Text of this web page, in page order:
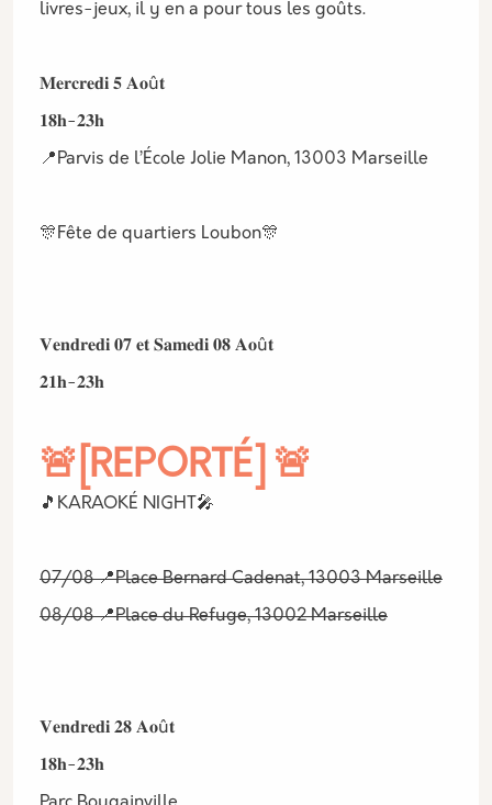
livres-jeux, il y en a pour tous les goûts.
𝐌𝐞𝐫𝐜𝐫𝐞𝐝𝐢 𝟓 𝐀𝐨û𝐭
𝟏𝟖𝐡-𝟐𝟑𝐡
📍Parvis de l’École Jolie Manon, 13003 Marseille
🎊Fête de quartiers Loubon🎊
𝐕𝐞𝐧𝐝𝐫𝐞𝐝𝐢 𝟎𝟕 𝐞𝐭 𝐒𝐚𝐦𝐞𝐝𝐢 𝟎𝟖 𝐀𝐨û𝐭
𝟐𝟏𝐡-𝟐𝟑𝐡
🚨[REPORTÉ] 🚨
🎵KARAOKÉ NIGHT🎤
07/08 📍Place Bernard Cadenat, 13003 Marseille
08/08 📍Place du Refuge, 13002 Marseille
𝐕𝐞𝐧𝐝𝐫𝐞𝐝𝐢 𝟐𝟖 𝐀𝐨û𝐭
𝟏𝟖𝐡-𝟐𝟑𝐡